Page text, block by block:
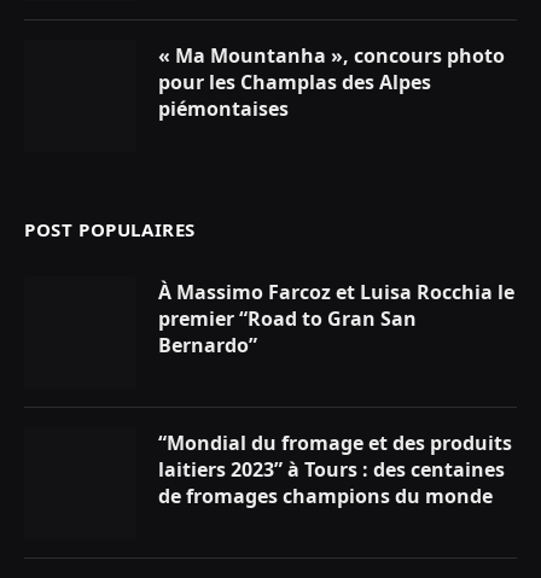
« Ma Mountanha », concours photo
pour les Champlas des Alpes
piémontaises
POST POPULAIRES
À Massimo Farcoz et Luisa Rocchia le
premier “Road to Gran San
Bernardo”
“Mondial du fromage et des produits
laitiers 2023” à Tours : des centaines
de fromages champions du monde